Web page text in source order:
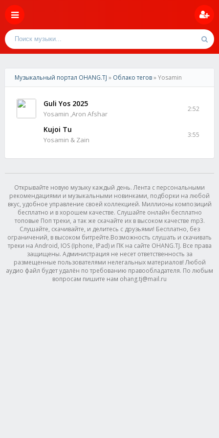
Музыкальный портал OHANG.TJ » Облако тегов» Yosamin
Guli Yos 2025
Yosamin ,Aron Afshar
2:52
Kujoi Tu
Yosamin & Zain
3:55
Открывайте новую музыку каждый день. Лента с персональными
рекомендациями и музыкальными новинками, подборки на любой
вкус, удобное управление своей коллекцией. Миллионы композиций
бесплатно и в хорошем качестве. Слушайте онлайн бесплатно
топовые Поп треки, а так же скачайте их в высоком качестве mp3.
Слушайте, скачивайте, и делитесь с друзьями! Бесплатно, без
ограничений, в высоком битрейте.Возможность слушать и скачивать
треки на Android, IOS (Iphone, IPad) и ПК на сайте OHANG.TJ. Все права
защищены. Администрация не несет ответственность за
размещенные пользователями нелегальных материалов! Любой
аудио файл будет удалён по требованию правообладателя. По любым
вопросам пишите нам ohang.tj@mail.ru